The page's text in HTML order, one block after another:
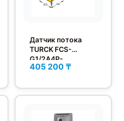
Датчик потока
TURCK FCS-
G1/2A4P-
VRX/230VAC
405 200 ₸